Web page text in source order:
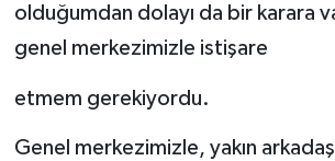
olduğumdan dolayı da bir karara
genel merkezimizle istişare
etmem gerekiyordu.
Genel merkezimizle, yakın